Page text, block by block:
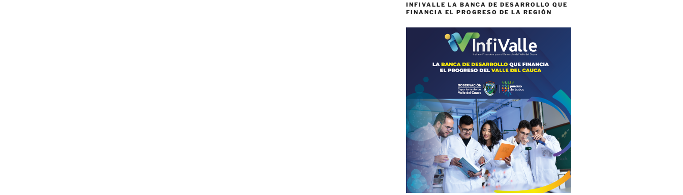
INFIVALLE LA BANCA DE DESARROLLO QUE
FINANCIA EL PROGRESO DE LA REGIÓN